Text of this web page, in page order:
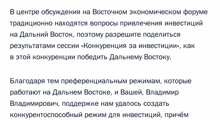
В центре обсуждения на Восточном экономическом форуме
традиционно находятся вопросы привлечения инвестиций
на Дальний Восток, поэтому разрешите поделиться
результатами сессии «Конкуренция за инвестиции», как
в этой конкуренции победить Дальнему Востоку.
Благодаря тем преференциальным режимам, которые
работают на Дальнем Востоке, и Вашей, Владимир
Владимирович, поддержке нам удалось создать
конкурентоспособный режим для инвестиций, причём